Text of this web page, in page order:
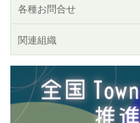
各種お問合せ
関連組織